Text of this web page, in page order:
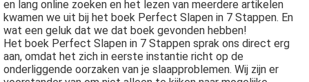
en lang online zoeken en het lezen van meerdere artikelen
kwamen we uit bij het boek Perfect Slapen in 7 Stappen. En
wat een geluk dat we dat boek gevonden hebben!
Het boek Perfect Slapen in 7 Stappen sprak ons direct erg
aan, omdat het zich in eerste instantie richt op de
onderliggende oorzaken van je slaapproblemen. Wij zijn er